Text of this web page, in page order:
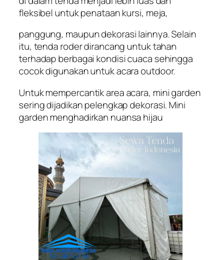
fleksibel untuk penataan kursi, meja,
panggung, maupun dekorasi lainnya. Selain
itu, tenda roder dirancang untuk tahan
terhadap berbagai kondisi cuaca sehingga
cocok digunakan untuk acara outdoor.
Untuk mempercantik area acara, mini garden
sering dijadikan pelengkap dekorasi. Mini
garden menghadirkan nuansa hijau